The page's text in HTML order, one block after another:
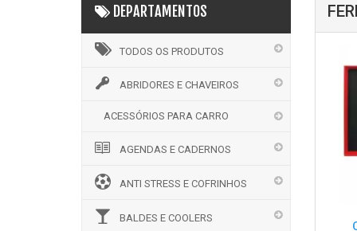
DEPARTAMENTOS
TODOS OS PRODUTOS
ABRIDORES E CHAVEIROS
ACESSÓRIOS PARA CARRO
AGENDAS E CADERNOS
ANTI STRESS E COFRINHOS
BALDES E COOLERS